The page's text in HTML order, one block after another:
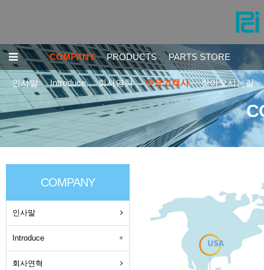
COMPANY PRODUCTS PARTS STORE
인사말 Introduce 회사연혁 주요고객사 찾아오시는길
COMPANY
인사말
Introduce
회사연혁